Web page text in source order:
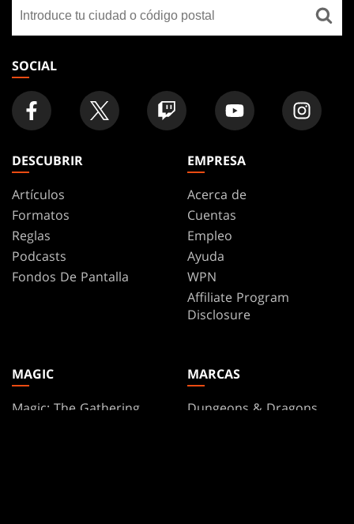
FOOTER
una
tienda
SOCIAL
DESCUBRIR
Artículos
Formatos
Reglas
Podcasts
Fondos De Pantalla
EMPRESA
Acerca de
Cuentas
Empleo
Ayuda
WPN
Affiliate Program
Disclosure
MAGIC
Magic: The Gathering
MARCAS
Dungeons & Dragons